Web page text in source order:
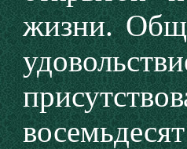
жизни.